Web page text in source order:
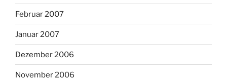
Februar 2007
Januar 2007
Dezember 2006
November 2006